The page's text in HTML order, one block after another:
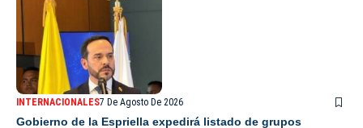
INTERNACIONALES7 De Agosto De 2026
Gobierno de la Espriella expedirá listado de grupos